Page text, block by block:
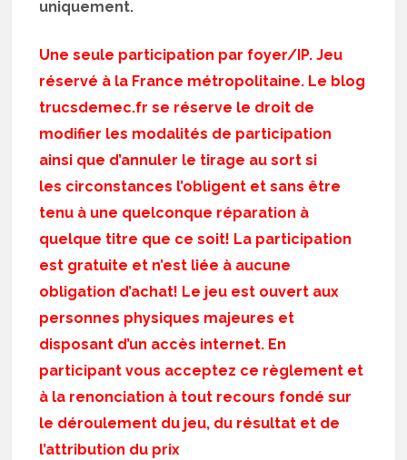
uniquement.
Une seule participation par foyer/IP. Jeu
réservé à la France métropolitaine. Le blog
trucsdemec.fr se réserve le droit de
modifier les modalités de participation
ainsi que d’annuler le tirage au sort si
les circonstances l’obligent et sans être
tenu à une quelconque réparation à
quelque titre que ce soit! La participation
est gratuite et n’est liée à aucune
obligation d’achat! Le jeu est ouvert aux
personnes physiques majeures et
disposant d’un accès internet. En
participant vous acceptez ce règlement et
à la renonciation à tout recours fondé sur
le déroulement du jeu, du résultat et de
l’attribution du prix